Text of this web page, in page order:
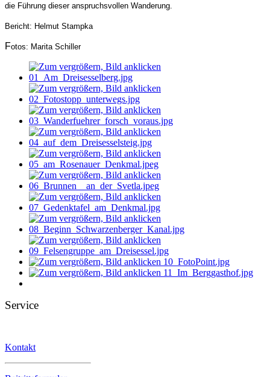
die Führung dieser anspruchsvollen Wanderung.
Bericht: Helmut Stampka
Fotos: Marita Schiller
Service
Kontakt